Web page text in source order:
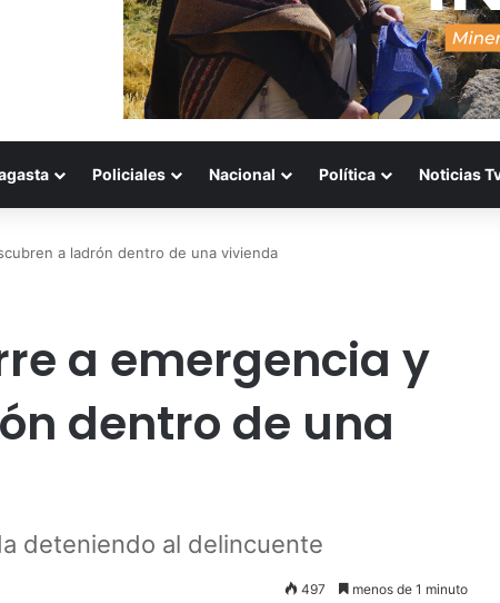
Policiales Nacional Política Noticias
a ladrón dentro de una vivienda
a emergencia y
dentro de una
deteniendo al delincuente
497 menos de 1 minuto